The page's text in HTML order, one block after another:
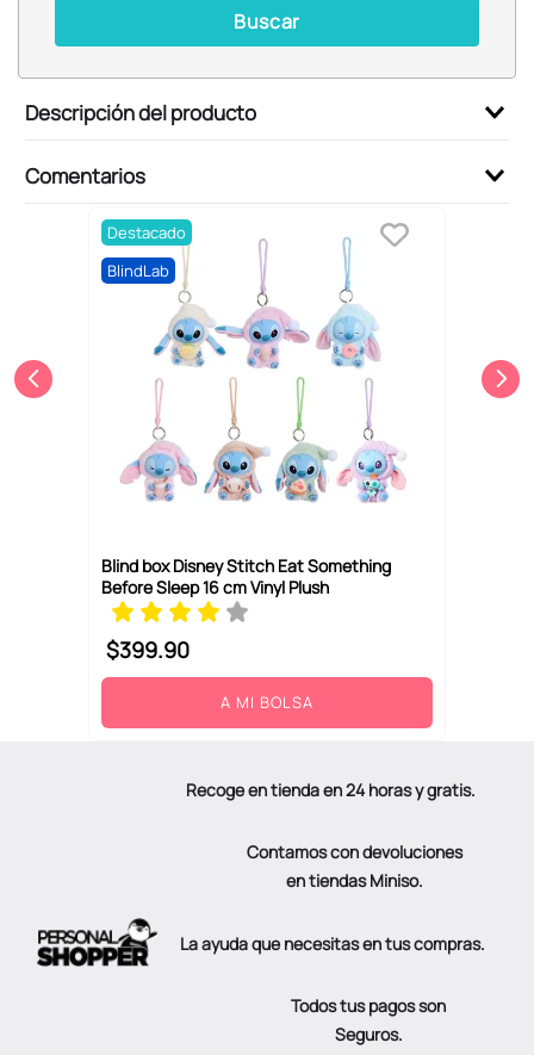
Buscar
Descripción del producto
Comentarios
Destacado
BlindLab
Blind box Disney Stitch Eat Something
Before Sleep 16 cm Vinyl Plush
$399.90
A MI BOLSA
Recoge en tienda en 24 horas y gratis.
Contamos con devoluciones
en tiendas Miniso.
La ayuda que necesitas en tus compras.
Todos tus pagos son
Seguros.